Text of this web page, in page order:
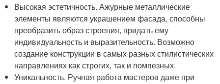
Высокая эстетичность. Ажурные металлические
элементы являются украшением фасада, способны
преобразить образ строения, придать ему
индивидуальность и выразительность. Возможно
создание конструкции в самых разных стилистических
направлениях как строгих, так и помпезных.
Уникальность. Ручная работа мастеров даже при